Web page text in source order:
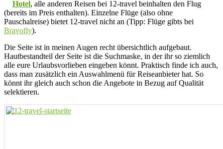
Hotel, alle anderen Reisen bei 12-travel beinhalten den Flug
(bereits im Preis enthalten). Einzelne Flüge (also ohne
Pauschalreise) bietet 12-travel nicht an (Tipp: Flüge gibts bei
Bravofly).
Die Seite ist in meinen Augen recht übersichtlich aufgebaut.
Hautbestandteil der Seite ist die Suchmaske, in der ihr so ziemlich
alle eure Urlaubsvorlieben eingeben könnt. Praktisch finde ich auch,
dass man zusätzlich ein Auswahlmenü für Reiseanbieter hat. So
könnt ihr gleich auch schon die Angebote in Bezug auf Qualität
selektieren.